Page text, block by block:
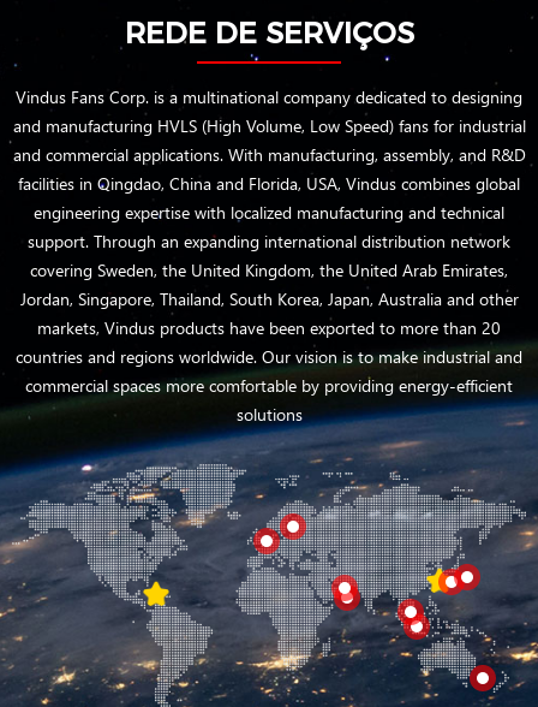
REDE DE SERVIÇOS
Vindus Fans Corp. is a multinational company dedicated to designing
and manufacturing HVLS (High Volume, Low Speed) fans for industrial
and commercial applications. With manufacturing, assembly, and R&D
facilities in Qingdao, China and Florida, USA, Vindus combines global
engineering expertise with localized manufacturing and technical
support. Through an expanding international distribution network
covering Sweden, the United Kingdom, the United Arab Emirates,
Jordan, Singapore, Thailand, South Korea, Japan, Australia and other
markets, Vindus products have been exported to more than 20
countries and regions worldwide. Our vision is to make industrial and
commercial spaces more comfortable by providing energy-efficient
solutions